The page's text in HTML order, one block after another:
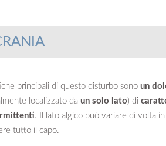
principali di questo disturbo sono un
localizzato da un solo lato) di
. Il lato algico può variare di volta
tutto il capo.